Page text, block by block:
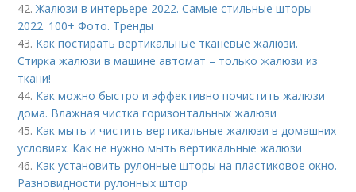
42.Жалюзи в интерьере 2022. Самые стильные шторы
2022. 100+ Фото. Тренды
43. Как постирать вертикальные тканевые жалюзи.
Стирка жалюзи в машине автомат – только жалюзи из
ткани!
44. Как можно быстро и эффективно почистить жалюзи
дома. Влажная чистка горизонтальных жалюзи
45. Как мыть и чистить вертикальные жалюзи в домашних
условиях. Как не нужно мыть вертикальные жалюзи
46. Как установить рулонные шторы на пластиковое окно.
Разновидности рулонных штор